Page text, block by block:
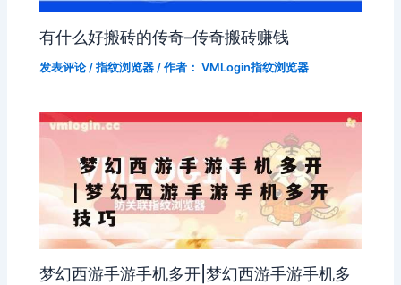
有什么好搬砖的传奇–传奇搬砖赚钱
发表评论 /指纹浏览器 / 作者： VMLogin指纹浏览器
梦幻西游手游手机多开|梦幻西游手游手机多